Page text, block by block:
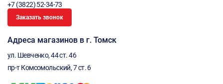
+7 (3822) 52-34-73
Заказать звонок
Адреса магазинов в г. Томск
ул. Шевченко, 44 ст. 46
пр-т Комсомольский, 7 ст. 6